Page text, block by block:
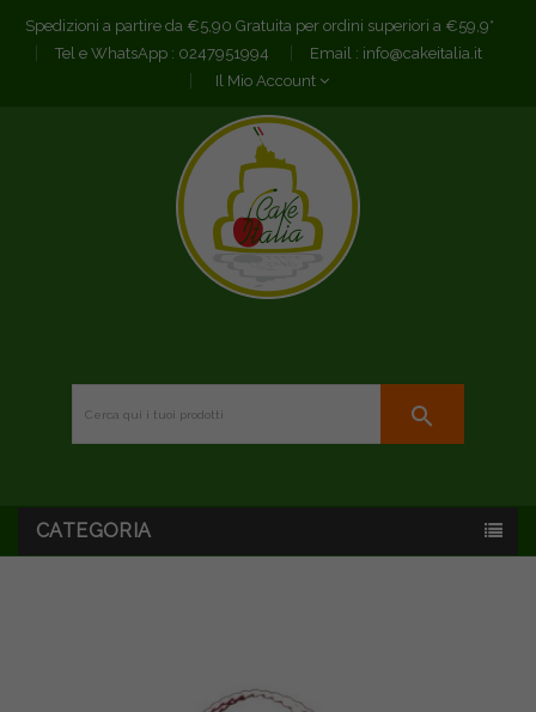
Spedizioni a partire da €5,90 Gratuita per ordini superiori a €59,9*
Tel e WhatsApp : 0247951994 Email : info@cakeitalia.it
Il Mio Account
search
CATEGORIA